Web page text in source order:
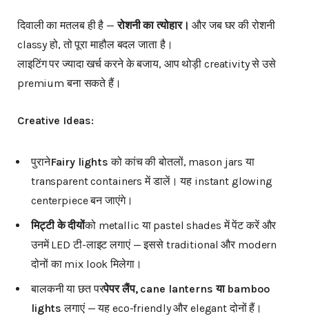
दिवाली का मतलब ही है —रोशनी का त्योहार। और जब घर की रोशनी
classy हो, तो पूरा माहौल बदल जाता है।
लाइटिंग पर ज्यादा खर्च करने के बजाय, आप थोड़ी creativity से उसे
premium बना सकते हैं।
Creative Ideas:
पुरानेFairy lights को कांच की बोतलों, mason jars या
transparent containers में डालें। यह instant glowing
centerpiece बन जाएंगे।
मिट्टी के दीयोंको metallic या pastel shades में पेंट करें और
उनमें LED टी-लाइट लगाएं — इससे traditional और modern
दोनों का mix look मिलेगा।
बालकनी या छत परपेपर लैंप, cane lanternsयाbamboo
lights लगाएं — यह eco-friendly और elegant दोनों हैं।